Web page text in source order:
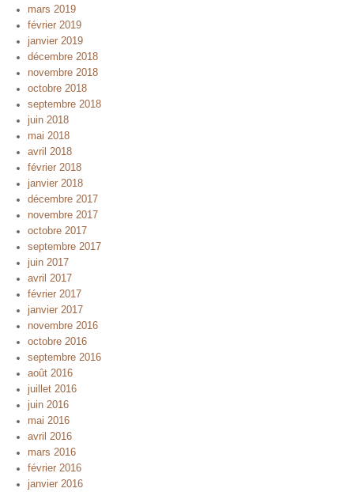
mars 2019
février 2019
janvier 2019
décembre 2018
novembre 2018
octobre 2018
septembre 2018
juin 2018
mai 2018
avril 2018
février 2018
janvier 2018
décembre 2017
novembre 2017
octobre 2017
septembre 2017
juin 2017
avril 2017
février 2017
janvier 2017
novembre 2016
octobre 2016
septembre 2016
août 2016
juillet 2016
juin 2016
mai 2016
avril 2016
mars 2016
février 2016
janvier 2016